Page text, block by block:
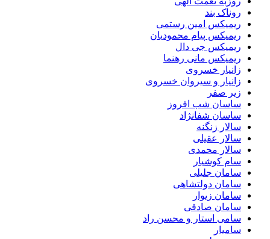
روناک بند
ریمیکس امین رستمی
ریمیکس پیام محمودیان
ریمیکس جی دال
ریمیکس مانی رهنما
زانیار خسروی
زانیار و سیروان خسروی
زیر صفر
ساسان شب افروز
ساسان شفانژاد
سالار زنگنه
سالار عقیلی
سالار محمدی
سام کوشیار
سامان جلیلی
سامان دولتشاهی
سامان زیوار
سامان صادقی
سامی استار و محسن راد
سامیار